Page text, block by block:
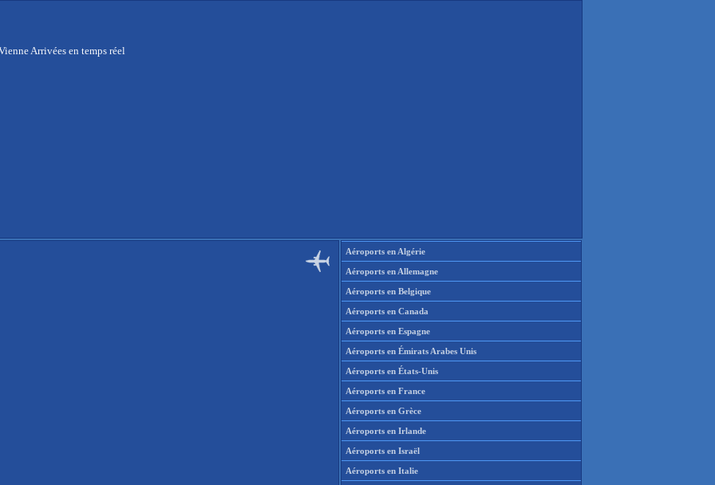
Arrivées en temps réel
Aéroports en Algérie
Aéroports en Allemagne
Aéroports en Belgique
Aéroports en Canada
Aéroports en Espagne
Aéroports en Émirats Arabes Unis
Aéroports en États-Unis
Aéroports en France
Aéroports en Grèce
Aéroports en Irlande
Aéroports en Israël
Aéroports en Italie